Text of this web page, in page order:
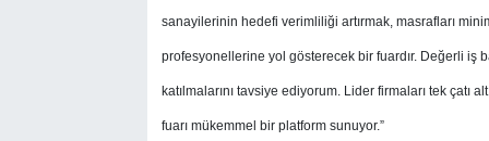
sanayilerinin hedefi verimliliği artırmak, masrafları
profesyonellerine yol gösterecek bir fuardır. Değerli iş
katılmalarını tavsiye ediyorum. Lider firmaları tek
fuarı mükemmel bir platform sunuyor.”